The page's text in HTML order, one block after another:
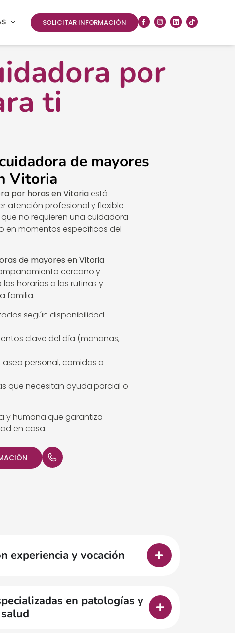
SOLICITAR INFORMACIÓN
por
ti
de mayores
Vitoria
por horas en Vitoriaestá
atención profesional y flexible
no requieren una cuidadora
en momentos específicos del
de mayores en Vitoria
cercano y
horarios a las rutinas y
familia.
según disponibilidad
clave del día (mañanas,
personal, comidas o
que necesitan ayuda parcial o
y humana que garantiza
en casa.
experiencia y vocación
en patologías y